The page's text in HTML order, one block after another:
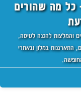
3 חודשים – כל מה שהורים
הכולל טיפים והמלצות להכנה לטיסה,
התארגנות במלון ובאתרי